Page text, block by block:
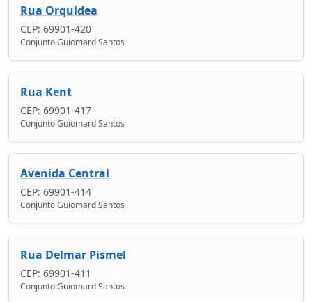
Rua Orquídea
CEP: 69901-420
Conjunto Guiomard Santos
Rua Kent
CEP: 69901-417
Conjunto Guiomard Santos
Avenida Central
CEP: 69901-414
Conjunto Guiomard Santos
Rua Delmar Pismel
CEP: 69901-411
Conjunto Guiomard Santos